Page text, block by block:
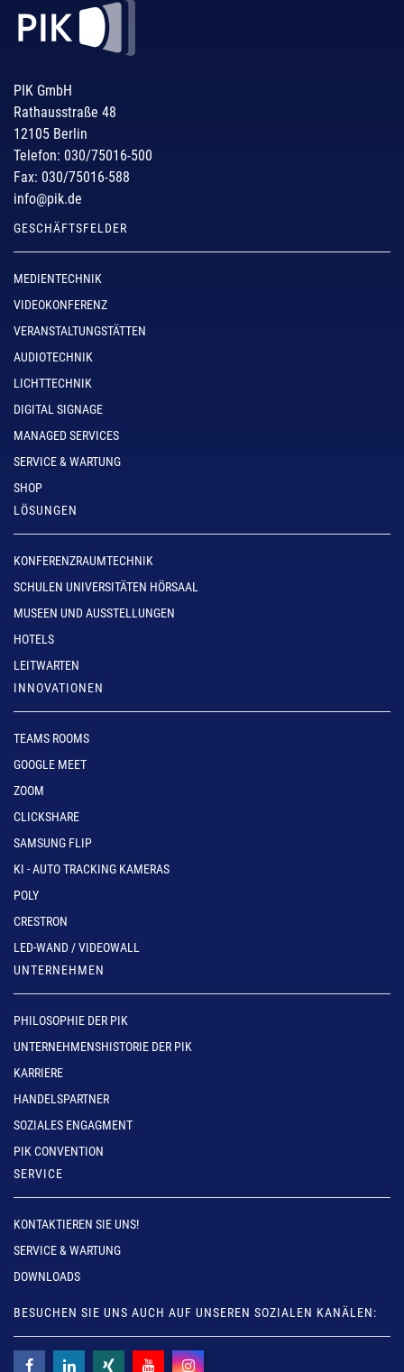
PIK GmbH
Rathausstraße 48
12105 Berlin
Telefon: 030/75016-500
Fax: 030/75016-588
info@pik.de
GESCHÄFTSFELDER
MEDIENTECHNIK
VIDEOKONFERENZ
VERANSTALTUNGSTÄTTEN
AUDIOTECHNIK
LICHTTECHNIK
DIGITAL SIGNAGE
MANAGED SERVICES
SERVICE & WARTUNG
SHOP
LÖSUNGEN
KONFERENZRAUMTECHNIK
SCHULEN UNIVERSITÄTEN HÖRSAAL
MUSEEN UND AUSSTELLUNGEN
HOTELS
LEITWARTEN
INNOVATIONEN
TEAMS ROOMS
GOOGLE MEET
ZOOM
CLICKSHARE
SAMSUNG FLIP
KI - AUTO TRACKING KAMERAS
POLY
CRESTRON
LED-WAND / VIDEOWALL
UNTERNEHMEN
PHILOSOPHIE DER PIK
UNTERNEHMENSHISTORIE DER PIK
KARRIERE
HANDELSPARTNER
SOZIALES ENGAGMENT
PIK CONVENTION
SERVICE
KONTAKTIEREN SIE UNS!
SERVICE & WARTUNG
DOWNLOADS
BESUCHEN SIE UNS AUCH AUF UNSEREN SOZIALEN KANÄLEN: